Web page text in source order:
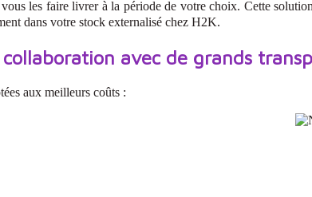
les faire livrer à la période de votre choix. Cette
dans votre stock externalisé chez H2K.
avec de grands
aux meilleurs coûts :